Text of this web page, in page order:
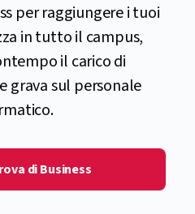
per raggiungere i tuoi
in tutto il campus,
il carico di
grava sul personale
di Business